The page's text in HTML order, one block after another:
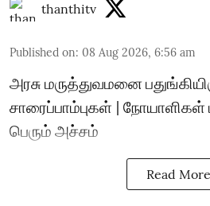
thanthitv
Published on: 08 Aug 2026, 6:56 am
அரசு மருத்துவமனை
சாரைப்பாம்புகள் |
பெரும் அச்சம்
Read More